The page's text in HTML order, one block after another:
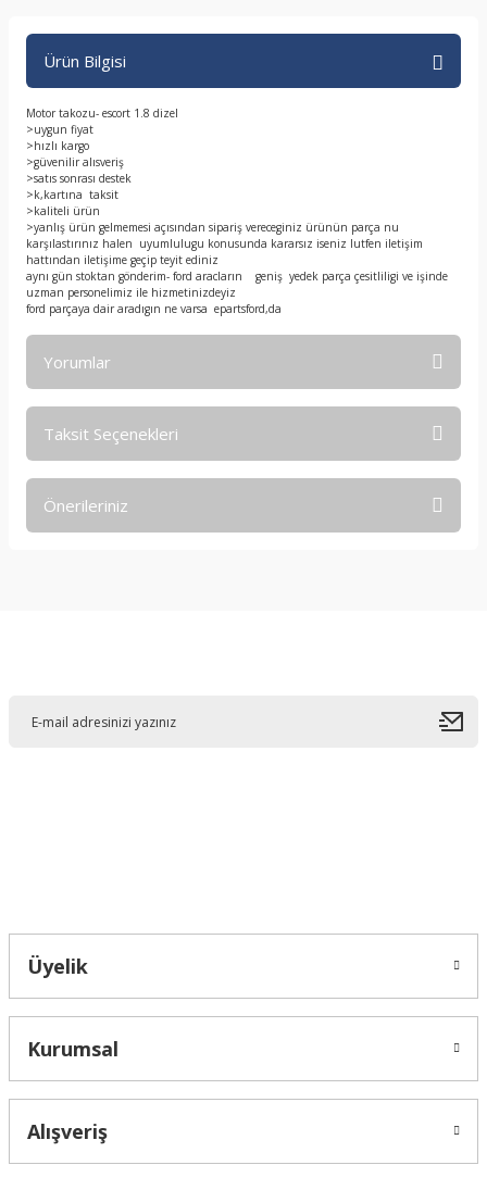
Ürün Bilgisi
Motor takozu- escort 1.8 dizel
>uygun fiyat
>hızlı kargo
>güvenilir alısveriş
>satıs sonrası destek
>k,kartına taksit
>kaliteli ürün
>yanlış ürün gelmemesi açısından sipariş vereceginiz ürünün parça nu
karşılastırınız halen uyumlulugu konusunda kararsız iseniz lutfen iletişim
hattından iletişime geçip teyit ediniz
aynı gün stoktan gönderim- ford aracların geniş yedek parça çesitliligi ve işinde
uzman personelimiz ile hizmetinizdeyiz
ford parçaya dair aradıgın ne varsa epartsford,da
Yorumlar
Taksit Seçenekleri
Önerileriniz
Üyelik
Kurumsal
Alışveriş